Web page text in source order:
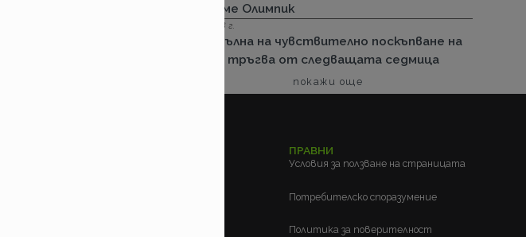
Спираме Олимпик
25.01.2018 г.
Нова вълна на чувствително поскъпване на
ГО-то тръгва от следващата седмица
покажи още
ПРАВНИ
Условия за ползване на страницата
Потребителско споразумение
Политика за поверителност